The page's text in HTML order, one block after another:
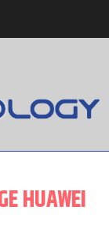
HUAWEI